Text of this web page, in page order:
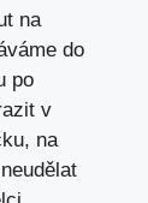
na
do
po
v
na